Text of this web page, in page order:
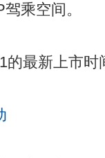
乘空间。
的最新上市时